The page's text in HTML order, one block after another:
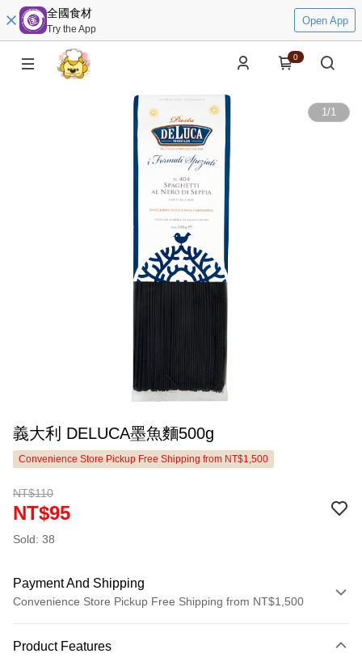
全國食材
Try the App
Open App
0
1/1
義大利 DELUCA墨魚麵500g
Convenience Store Pickup Free Shipping from NT$1,500
NT$110
NT$95
Sold: 38
Payment And Shipping
Convenience Store Pickup Free Shipping from NT$1,500
Credit Card (Full Payment)
Product Features